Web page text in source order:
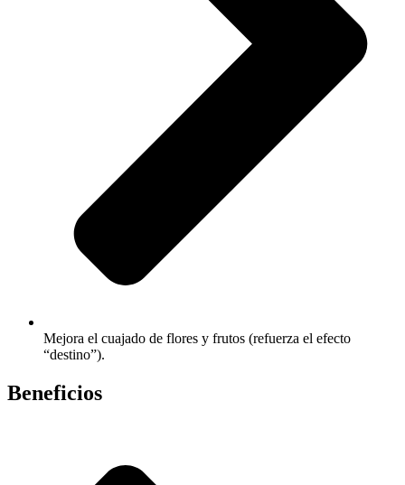
Mejora el cuajado de flores y frutos (refuerza el efecto
“destino”).
Beneficios